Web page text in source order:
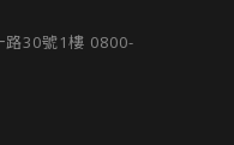
路30號1樓 0800-